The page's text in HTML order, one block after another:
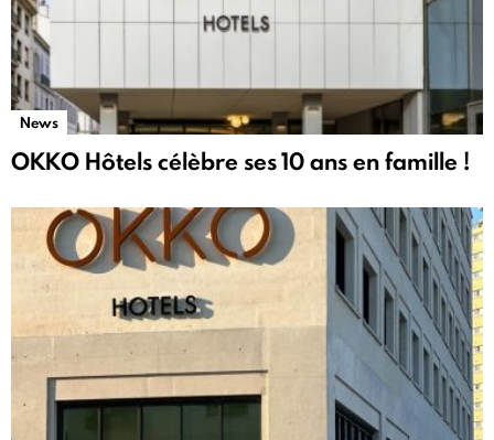
News
OKKO Hôtels célèbre ses 10 ans en famille !